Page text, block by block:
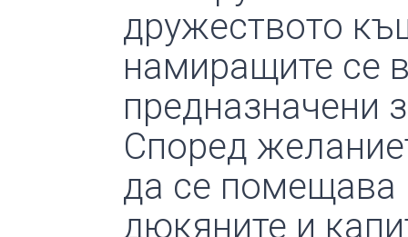
дружеството
намиращите се
предназначени
Според
да се помещава
дюкяните и